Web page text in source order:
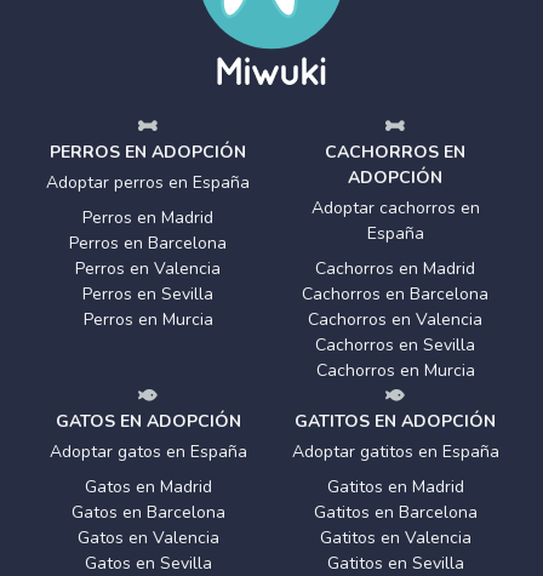
PERROS EN ADOPCIÓN
Adoptar perros en España
Perros en Madrid
Perros en Barcelona
Perros en Valencia
Perros en Sevilla
Perros en Murcia
CACHORROS EN
ADOPCIÓN
Adoptar cachorros en
España
Cachorros en Madrid
Cachorros en Barcelona
Cachorros en Valencia
Cachorros en Sevilla
Cachorros en Murcia
GATOS EN ADOPCIÓN
Adoptar gatos en España
Gatos en Madrid
Gatos en Barcelona
Gatos en Valencia
Gatos en Sevilla
GATITOS EN ADOPCIÓN
Adoptar gatitos en España
Gatitos en Madrid
Gatitos en Barcelona
Gatitos en Valencia
Gatitos en Sevilla